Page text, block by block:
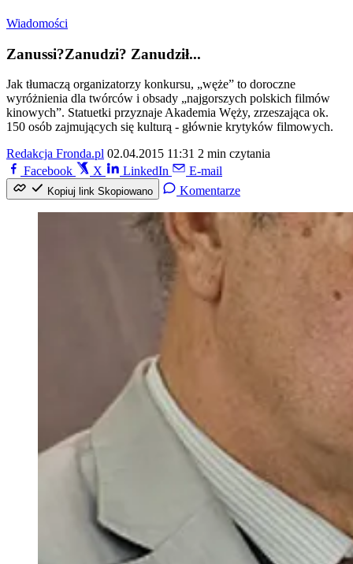
Wiadomości
Zanussi?Zanudzi? Zanudził...
Jak tłumaczą organizatorzy konkursu, „węże” to doroczne
wyróżnienia dla twórców i obsady „najgorszych polskich filmów
kinowych”. Statuetki przyznaje Akademia Węży, zrzeszająca ok.
150 osób zajmujących się kulturą - głównie krytyków filmowych.
Redakcja Fronda.pl 02.04.2015 11:31 2 min czytania
Facebook
X LinkedIn E-mail
Kopiuj link Skopiowano Komentarze